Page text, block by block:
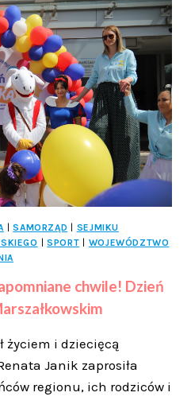
SAMORZĄD
SEJMIKU
SPORT
WOJEWÓDZTWO
chwile! Dzień
życiem i dziecięcą
Janik zaprosiła
regionu, ich rodziców i